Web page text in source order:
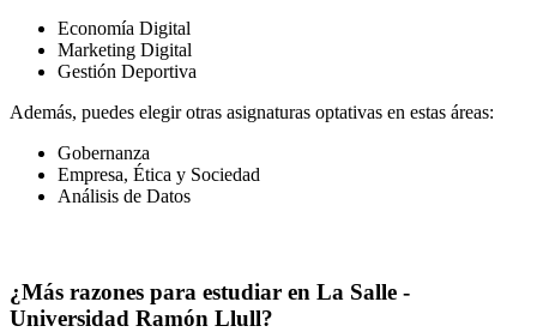
Economía Digital
Marketing Digital
Gestión Deportiva
Además, puedes elegir otras asignaturas optativas en estas áreas:
Gobernanza
Empresa, Ética y Sociedad
Análisis de Datos
¿Más razones para estudiar en La Salle -
Universidad Ramón Llull?